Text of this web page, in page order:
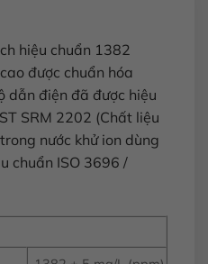
hiệu chuẩn 1382
được chuẩn hóa
dẫn điện đã được hiệu
SRM 2202 (Chất liệu
nước khử ion dùng
chuẩn ISO 3696 /